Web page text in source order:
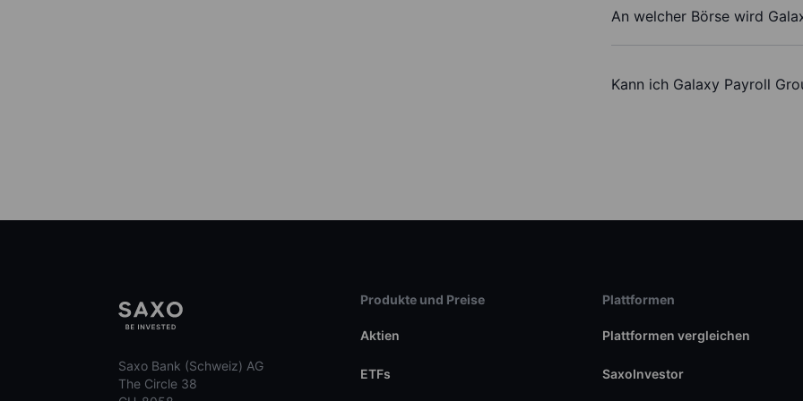
An welcher Börse wird
Kann ich Galaxy Payroll
Saxo Bank (Schweiz) AG
The Circle 38
Produkte und Preise
Aktien
ETFs
Plattformen
Plattformen vergleichen
SaxoInvestor